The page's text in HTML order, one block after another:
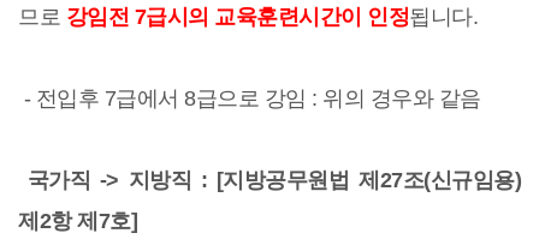
므로 강임전 7급시의 교육훈련시간이 인정됩니다.
- 전입후 7급에서 8급으로 강임 : 위의 경우와 같음
국가직 -> 지방직 : [지방공무원법 제27조(신규임용)
제2항 제7호]